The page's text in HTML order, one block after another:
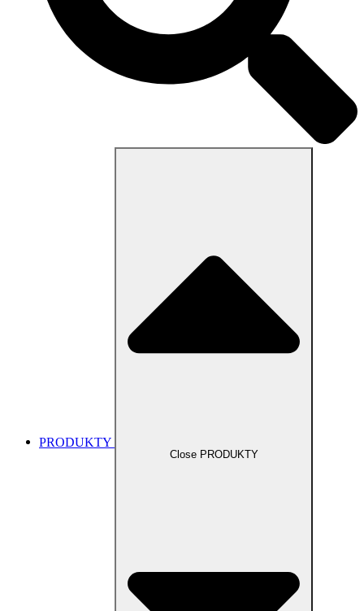
PRODUKTY
Close PRODUKTY